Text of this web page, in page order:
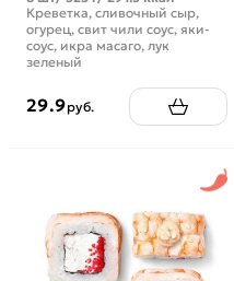
Креветка, сливочный сыр,
огурец, свит чили соус, яки-
соус, икра масаго, лук
зеленый
29.9руб.